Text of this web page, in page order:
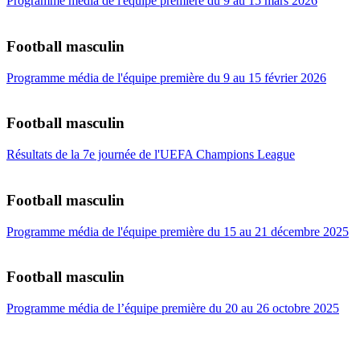
Football masculin
Programme média de l'équipe première du 9 au 15 février 2026
Football masculin
Résultats de la 7e journée de l'UEFA Champions League
Football masculin
Programme média de l'équipe première du 15 au 21 décembre 2025
Football masculin
Programme média de l’équipe première du 20 au 26 octobre 2025